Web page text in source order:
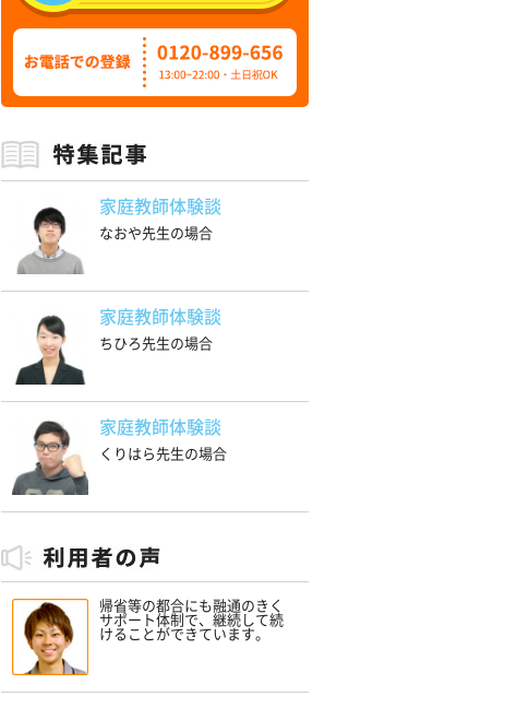
家庭教師体験談
なおや先生の場合
家庭教師体験談
ちひろ先生の場合
家庭教師体験談
くりはら先生の場合
帰省等の都合にも融通のきく
サポート体制で、継続して続
けることができています。